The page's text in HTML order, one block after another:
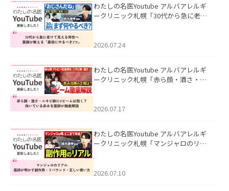
わたしの名医Youtube アルバアレルギ
ークリニック札幌「30代から急に老け
た。
2026.07.24
わたしの名医Youtube アルバアレルギ
ークリニック札幌「赤ら顔・酒さ・ニ
した。
2026.07.17
わたしの名医Youtube アルバアレルギ
ークリニック札幌「マンジャロのリア
た。
2026.07.10